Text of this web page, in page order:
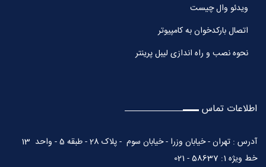
ویدئو وال چیست
اتصال بارکدخوان به کامپیوتر
نحوه نصب و راه اندازی لیبل پرینتر
اطلاعات تماس
آدرس : تهران - خیابان وزرا - خیابان سوم - پلاک 28 - طبقه 5 - واحد 13
خط ویژه 1: 58637 - 021